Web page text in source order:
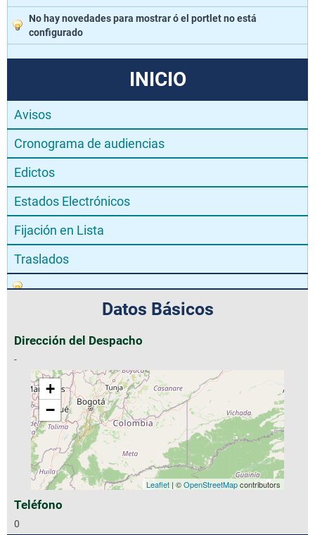
No hay novedades para mostrar ó el portlet no está
configurado
INICIO
Avisos
Cronograma de audiencias
Edictos
Estados Electrónicos
Fijación en Lista
Traslados
Datos Básicos
Dirección del Despacho
-
+
−
Leaflet| ©OpenStreetMapcontributors
Teléfono
0